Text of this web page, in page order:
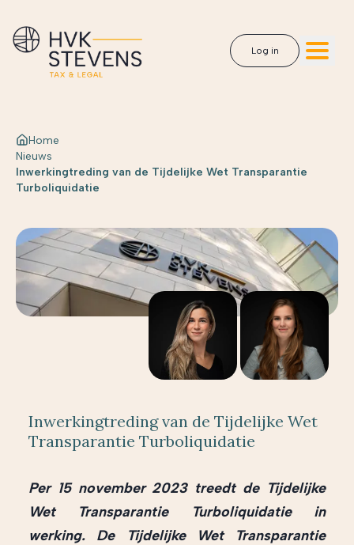
Log in
Home
Nieuws
Inwerkingtreding van de Tijdelijke Wet Transparantie
Turboliquidatie
Inwerkingtreding van de Tijdelijke Wet
Transparantie Turboliquidatie
Per 15 november 2023 treedt de Tijdelijke
Wet Transparantie Turboliquidatie in
werking. De Tijdelijke Wet Transparantie